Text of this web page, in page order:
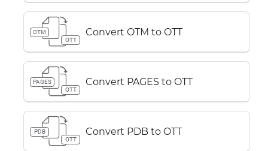
OTM
OTT
Convert OTM to OTT
PAGES
OTT
Convert PAGES to OTT
PDB
OTT
Convert PDB to OTT